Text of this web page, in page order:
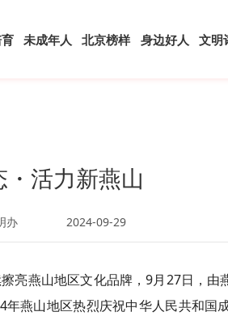
未成年人 北京榜样 身边好人 文明
活力新燕山
办 2024-09-29
亮燕山地区文化品牌，9月27日，由
年燕山地区热烈庆祝中华人民共和国